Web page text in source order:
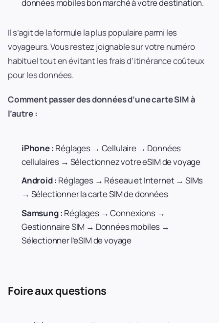
données mobiles bon marché à votre destination.
Il s’agit de la formule la plus populaire parmi les
voyageurs. Vous restez joignable sur votre numéro
habituel tout en évitant les frais d’itinérance coûteux
pour les données.
Comment passer des données d’une carte SIM à
l’autre :
iPhone : Réglages → Cellulaire → Données
cellulaires → Sélectionnez votre eSIM de voyage
Android : Réglages → Réseau et Internet → SIMs
→ Sélectionner la carte SIM de données
Samsung : Réglages → Connexions →
Gestionnaire SIM → Données mobiles →
Sélectionner l’eSIM de voyage
Foire aux questions